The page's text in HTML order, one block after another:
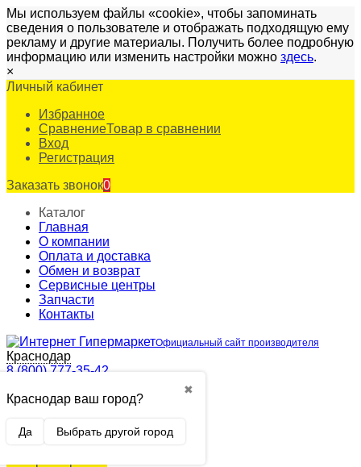
Мы используем файлы «cookie», чтобы запоминать
сведения о пользователе и отображать подходящую ему
рекламу и другие материалы. Получить более подробную
информацию или изменить настройки можно здесь.
×
Личный кабинет
Избранное
СравнениеТовар в сравнении
Вход
Регистрация
Заказать звонок0
Каталог
Главная
О компании
Оплата и доставка
Обмен и возврат
Сервисные центры
Запчасти
Контакты
Официальный сайт производителя
Краснодар
✖
Краснодар ваш город?
Да Выбрать другой город
8 (800) 777-35-42
0
0 p.
(пусто)